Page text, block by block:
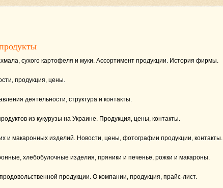
сухого картофеля и муки. Ассортимент продукции. История фирмы.
продукция, цены.
деятельности, структура и контакты.
из кукурузы на Украине. Продукция, цены, контакты.
и макаронных изделий. Новости, цены, фотографии продукции, контакты.
хлебобулочные изделия, пряники и печенье, рожки и макароны.
продукции. О компании, продукция, прайс-лист.